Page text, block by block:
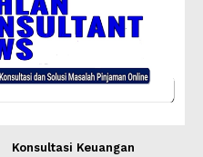
Konsultasi Keuangan